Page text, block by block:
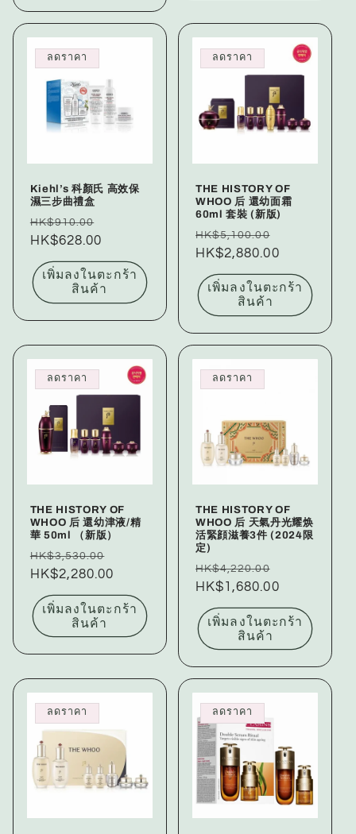
ลดราคา
Kiehl’s 科顏氏 高效保
濕三步曲禮盒
ราคา
ปกติ
HK$910.00
HK$628.00
เพิ่มลงในตะกร้า
สินค้า
ลดราคา
THE HISTORY OF
WHOO 后 還幼面霜
60ml 套裝 (新版)
ราคา
ปกติ
HK$5,100.00
โปรโมชัน
HK$2,880.00
เพิ่มลงในตะกร้า
สินค้า
ลดราคา
THE HISTORY OF
WHOO 后 還幼津液/精
華 50ml （新版）
ราคา
ปกติ
HK$3,530.00
โปรโมชัน
HK$2,280.00
เพิ่มลงในตะกร้า
สินค้า
ลดราคา
THE HISTORY OF
WHOO 后 天氣丹光耀焕
活緊顔滋養3件 (2024限
定)
ราคา
ปกติ
HK$4,220.00
โปรโมชัน
HK$1,680.00
เพิ่มลงในตะกร้า
สินค้า
ลดราคา ลดราคา